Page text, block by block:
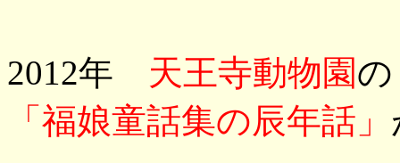
2012年 天王寺動物園
「福娘童話集の辰年話」